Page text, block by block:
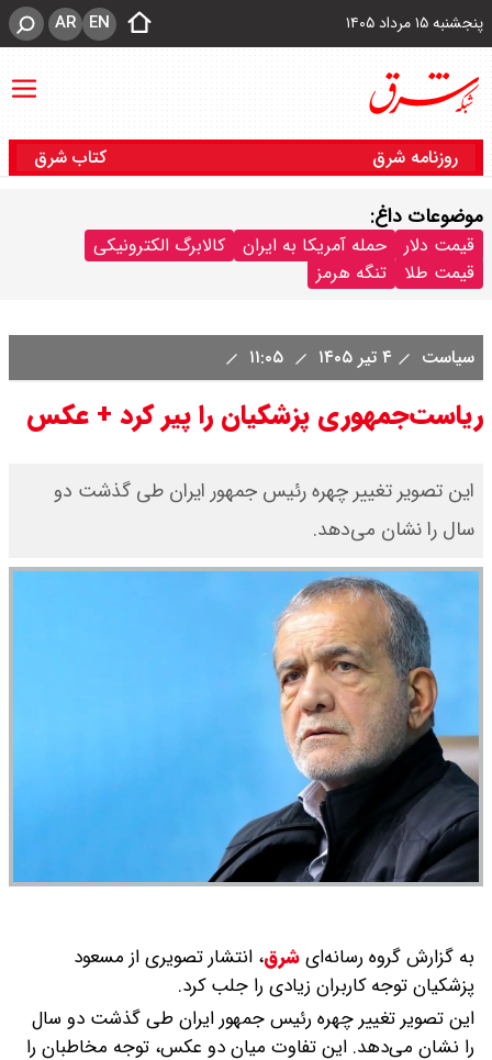
پنجشنبه ۱۵ مرداد ۱۴۰۵ EN
AR
روزنامه شرق کتاب شرق
موضوعات داغ:
قیمت دلار حمله آمریکا به ایران
کالابرگ الکترونیکی
قیمت طلا
تنگه هرمز
سیاست ۴ تیر ۱۴۰۵
ریاست‌جمهوری پزشکیان را پیر کرد + عکس
این تصویر تغییر چهره رئیس جمهور ایران طی گذشت دو
سال را نشان می‌دهد.
به گزارش گروه رسانه‌ایشرق، انتشار تصویری از مسعود
پزشکیان توجه کاربران زیادی را جلب کرد.
این تصویر تغییر چهره رئیس جمهور ایران طی گذشت دو سال
را نشان می‌دهد. این تفاوت میان دو عکس، توجه مخاطبان را